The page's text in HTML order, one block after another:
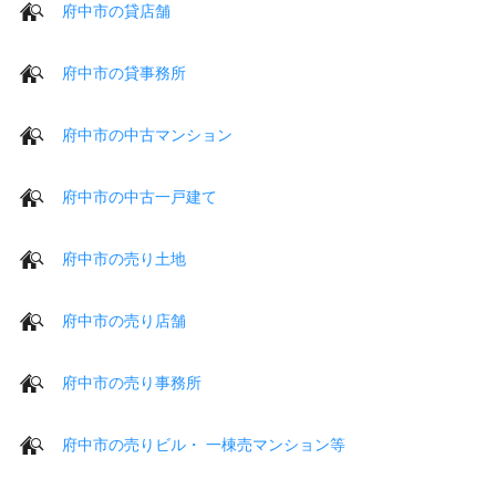
府中市の貸店舗
府中市の貸事務所
府中市の中古マンション
府中市の中古一戸建て
府中市の売り土地
府中市の売り店舗
府中市の売り事務所
府中市の売りビル・ 一棟売マンション等